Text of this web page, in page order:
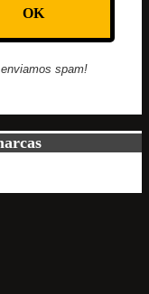
enviamos spam!